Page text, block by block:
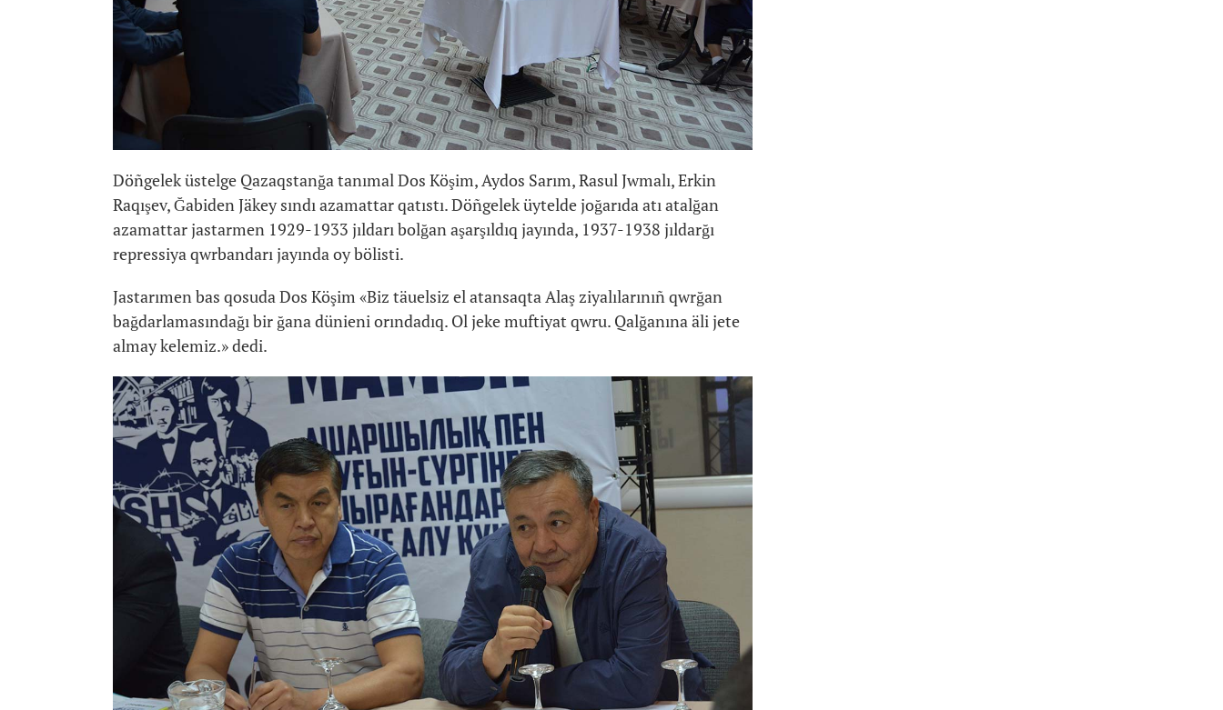
Döñgelek üstelge Qazaqstanğa tanımal Dos Köşim, Aydos Sarım, Rasul Jwmalı, Erkin
Raqışev, Ğabiden Jäkey sındı azamattar qatıstı. Döñgelek üytelde joğarıda atı atalğan
azamattar jastarmen 1929-1933 jıldarı bolğan aşarşıldıq jayında, 1937-1938 jıldarğı
repressiya qwrbandarı jayında oy bölisti.
Jastarımen bas qosuda Dos Köşim «Biz täuelsiz el atansaqta Alaş ziyalılarınıñ qwrğan
bağdarlamasındağı bir ğana dünieni orındadıq. Ol jeke muftiyat qwru. Qalğanına äli jete
almay kelemiz.» dedi.